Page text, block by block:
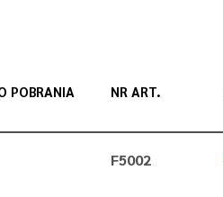
POBRANIA NR ART.
F5002